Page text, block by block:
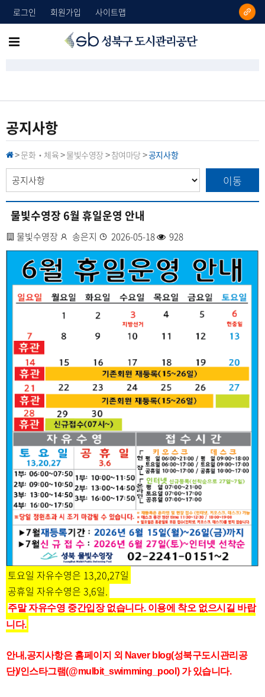
로그인 회원가입 사이트맵
리
공
단
메
보
기
공지사항
H
M
> 문화‧체육> 물빛수영장> 참여마당>공지사항
이동
물빛수영장 6월 휴일운영 안내
사
업
물빛수영장 작
성
자
송은지 등
록
일
2026-05-18조
회
수
928
토요일 자유수영은 13,20,27일
공휴일 자유수영은 3,6일.
주말 자유수영 중간입장 없습니다. 이용에 착오 없으시길 바랍
니다.
안내,공지사항은 홈페이지 외 Naver blog(성북구도시관리공
단)/인스타그램(@mulbit_swimming_pool) 가 있습니다.